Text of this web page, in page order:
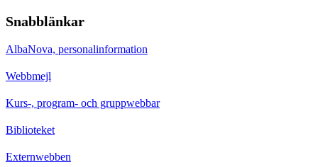
Snabblänkar
AlbaNova, personalinformation
Webbmejl
Kurs-, program- och gruppwebbar
Biblioteket
Externwebben